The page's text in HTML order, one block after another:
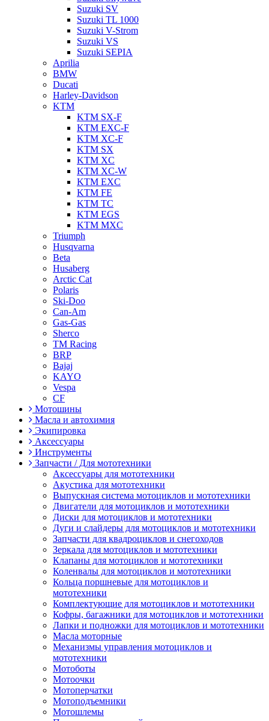
Suzuki SV
Suzuki TL 1000
Suzuki V-Strom
Suzuki VS
Suzuki SEPIA
Aprilia
BMW
Ducati
Harley-Davidson
KTM
KTM SX-F
KTM EXC-F
KTM XC-F
KTM SX
KTM XC
KTM XC-W
KTM EXC
KTM FE
KTM TC
KTM EGS
KTM MXC
Triumph
Husqvarna
Beta
Husaberg
Arctic Cat
Polaris
Ski-Doo
Can-Am
Gas-Gas
Sherco
TM Racing
BRP
Bajaj
KAYO
Vespa
CF
Мотошины
Масла и автохимия
Экипировка
Аксессуары
Инструменты
Запчасти / Для мототехники
Аксессуары для мототехники
Акустика для мототехники
Выпускная система мотоциклов и мототехники
Двигатели для мотоциклов и мототехники
Диски для мотоциклов и мототехники
Дуги и слайдеры для мотоциклов и мототехники
Запчасти для квадроциклов и снегоходов
Зеркала для мотоциклов и мототехники
Клапаны для мотоциклов и мототехники
Коленвалы для мотоциклов и мототехники
Кольца поршневые для мотоциклов и
мототехники
Комплектующие для мотоциклов и мототехники
Кофры, багажники для мотоциклов и мототехники
Лапки и подножки для мотоциклов и мототехники
Масла моторные
Механизмы управления мотоциклов и
мототехники
Мотоботы
Мотоочки
Мотоперчатки
Мотоподъемники
Мотошлемы